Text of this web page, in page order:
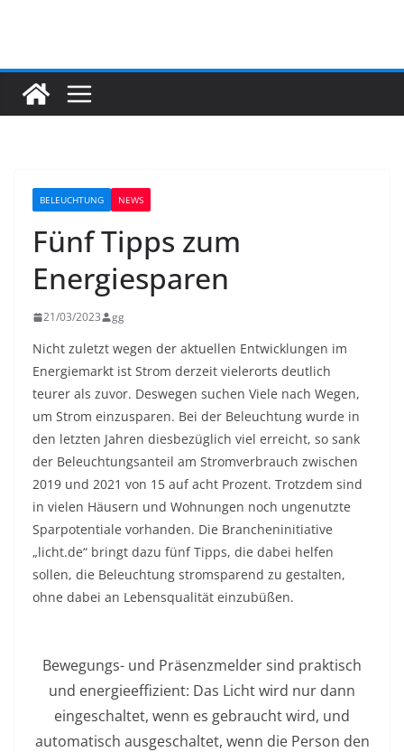
BELEUCHTUNG NEWS
Fünf Tipps zum
Energiesparen
21/03/2023 gg
Nicht zuletzt wegen der aktuellen Entwicklungen im
Energiemarkt ist Strom derzeit vielerorts deutlich
teurer als zuvor. Deswegen suchen Viele nach Wegen,
um Strom einzusparen. Bei der Beleuchtung wurde in
den letzten Jahren diesbezüglich viel erreicht, so sank
der Beleuchtungsanteil am Stromverbrauch zwischen
2019 und 2021 von 15 auf acht Prozent. Trotzdem sind
in vielen Häusern und Wohnungen noch ungenutzte
Sparpotentiale vorhanden. Die Brancheninitiative
„licht.de“ bringt dazu fünf Tipps, die dabei helfen
sollen, die Beleuchtung stromsparend zu gestalten,
ohne dabei an Lebensqualität einzubüßen.
Bewegungs- und Präsenzmelder sind praktisch
und energieeffizient: Das Licht wird nur dann
eingeschaltet, wenn es gebraucht wird, und
automatisch ausgeschaltet, wenn die Person den